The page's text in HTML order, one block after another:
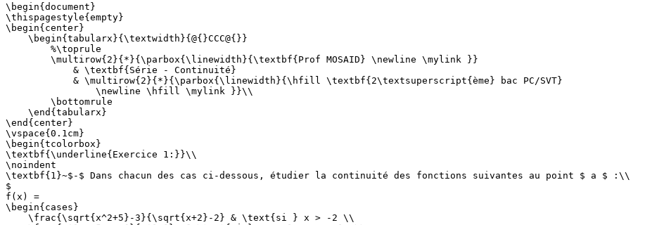
\begin{document}
\thispagestyle{empty}
\begin{center}
    \begin{tabularx}{\textwidth}{@{}CCC@{}}
        %\toprule
        \multirow{2}{*}{\parbox{\linewidth}{\textbf{Prof MOSAID} \newline \mylink }}
            & \textbf{Série - Continuité}
            & \multirow{2}{*}{\parbox{\linewidth}{\hfill \textbf{2\textsuperscript{ème} bac PC/SVT}
                \newline \hfill \mylink }}\\
        \bottomrule
    \end{tabularx}
\end{center}
\vspace{0.1cm}
\begin{tcolorbox}
\textbf{\underline{Exercice 1:}}\\
\noindent
\textbf{1}~$-$ Dans chacun des cas ci-dessous, étudier la continuité des fonctions suivantes au point $ a $ :\\
$
f(x) =
\begin{cases}
    \frac{\sqrt{x^2+5}-3}{\sqrt{x+2}-2} & \text{si } x > -2 \\